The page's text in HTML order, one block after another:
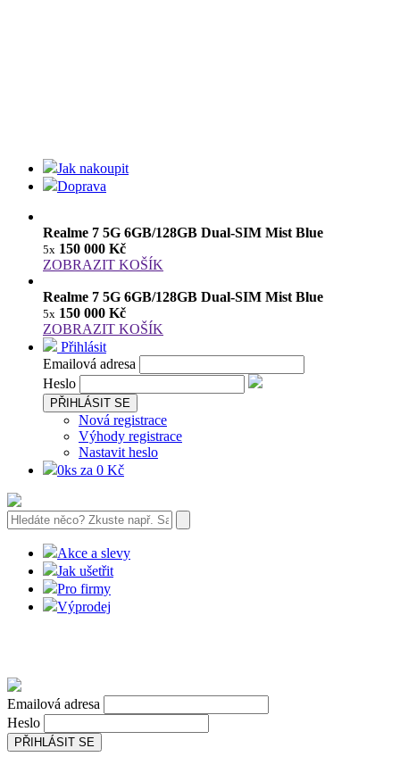
Jak nakoupit
Doprava
Realme 7 5G 6GB/128GB Dual-SIM Mist Blue
5x 150 000 Kč
ZOBRAZIT KOŠÍK
Realme 7 5G 6GB/128GB Dual-SIM Mist Blue
5x 150 000 Kč
ZOBRAZIT KOŠÍK
Přihlásit
Emailová adresa
Heslo
PŘIHLÁSIT SE
Nová registrace
Výhody registrace
Nastavit heslo
0ks za 0 Kč
Akce a slevy
Jak ušetřit
Pro firmy
Výprodej
Emailová adresa
Heslo
PŘIHLÁSIT SE